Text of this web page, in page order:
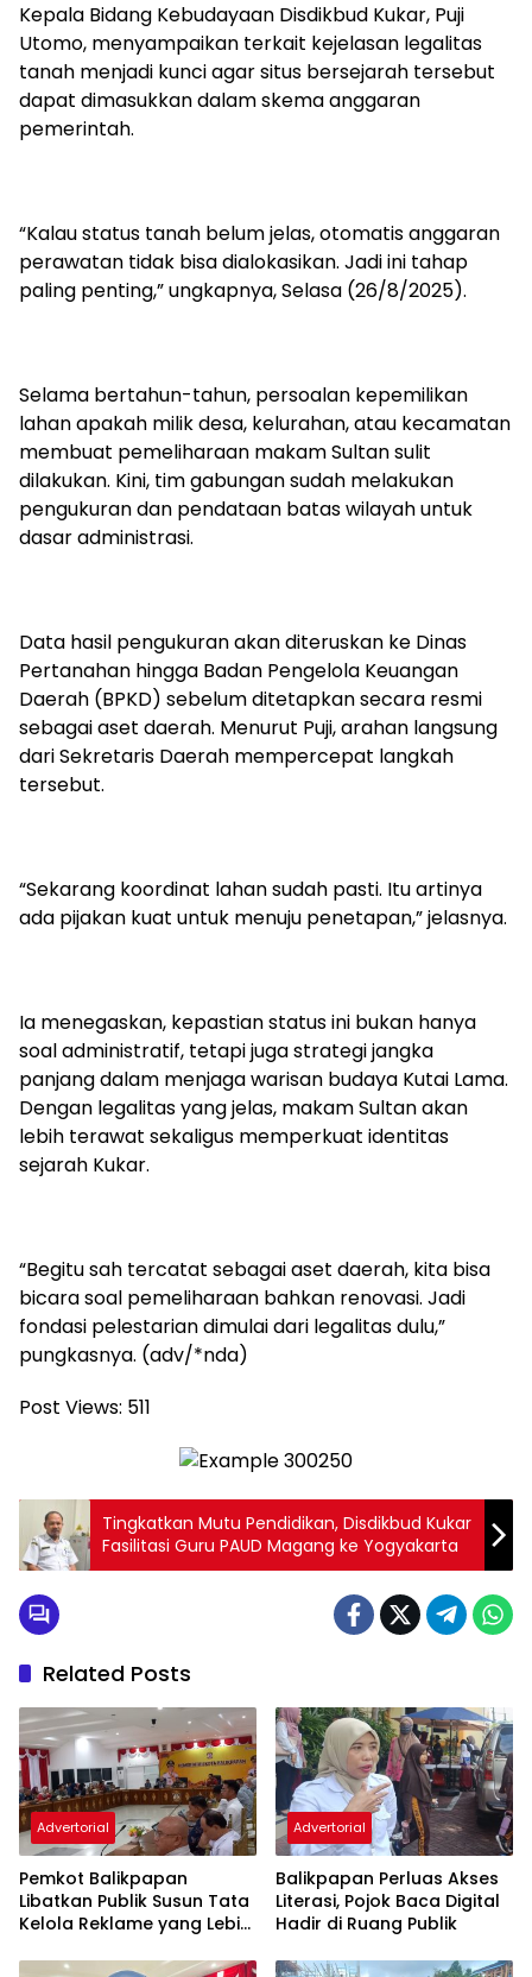
Kepala Bidang Kebudayaan Disdikbud Kukar, Puji
Utomo, menyampaikan terkait kejelasan legalitas
tanah menjadi kunci agar situs bersejarah tersebut
dapat dimasukkan dalam skema anggaran
pemerintah.
“Kalau status tanah belum jelas, otomatis anggaran
perawatan tidak bisa dialokasikan. Jadi ini tahap
paling penting,” ungkapnya, Selasa (26/8/2025).
Selama bertahun-tahun, persoalan kepemilikan
lahan apakah milik desa, kelurahan, atau kecamatan
membuat pemeliharaan makam Sultan sulit
dilakukan. Kini, tim gabungan sudah melakukan
pengukuran dan pendataan batas wilayah untuk
dasar administrasi.
Data hasil pengukuran akan diteruskan ke Dinas
Pertanahan hingga Badan Pengelola Keuangan
Daerah (BPKD) sebelum ditetapkan secara resmi
sebagai aset daerah. Menurut Puji, arahan langsung
dari Sekretaris Daerah mempercepat langkah
tersebut.
“Sekarang koordinat lahan sudah pasti. Itu artinya
ada pijakan kuat untuk menuju penetapan,” jelasnya.
Ia menegaskan, kepastian status ini bukan hanya
soal administratif, tetapi juga strategi jangka
panjang dalam menjaga warisan budaya Kutai Lama.
Dengan legalitas yang jelas, makam Sultan akan
lebih terawat sekaligus memperkuat identitas
sejarah Kukar.
“Begitu sah tercatat sebagai aset daerah, kita bisa
bicara soal pemeliharaan bahkan renovasi. Jadi
fondasi pelestarian dimulai dari legalitas dulu,”
pungkasnya. (adv/*nda)
Post Views: 511
Tingkatkan Mutu Pendidikan, Disdikbud Kukar
Fasilitasi Guru PAUD Magang ke Yogyakarta
Related Posts
Advertorial
Pemkot Balikpapan
Libatkan Publik Susun Tata
Kelola Reklame yang Lebih
Advertorial
Balikpapan Perluas Akses
Literasi, Pojok Baca Digital
Hadir di Ruang Publik